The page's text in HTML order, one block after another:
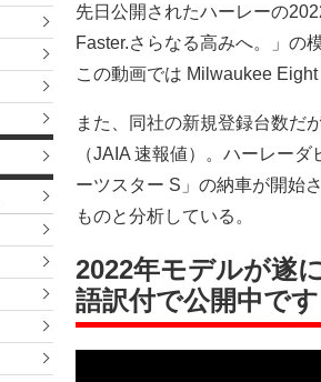
先日公開されたハーレーの
Faster.さらなる高みへ。」の
この動画では Milwaukee
また、同社の新規登録台数だ
（JAIA 速報値）。ハーレー
ーツスター S」の納車が開始
ものと分析している。
2022年モデルが遂
語訳付で公開中です